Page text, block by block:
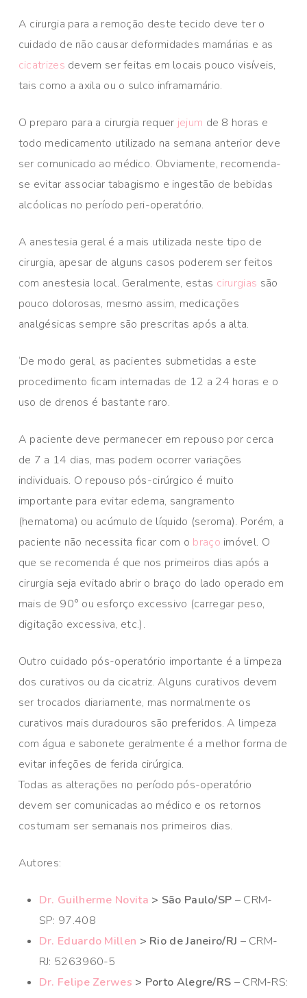
A cirurgia para a remoção deste tecido deve ter o
cuidado de não causar deformidades mamárias e as
cicatrizes devem ser feitas em locais pouco visíveis,
tais como a axila ou o sulco inframamário.
O preparo para a cirurgia requer jejum de 8 horas e
todo medicamento utilizado na semana anterior deve
ser comunicado ao médico. Obviamente, recomenda-
se evitar associar tabagismo e ingestão de bebidas
alcóolicas no período peri-operatório.
A anestesia geral é a mais utilizada neste tipo de
cirurgia, apesar de alguns casos poderem ser feitos
com anestesia local. Geralmente, estas cirurgias são
pouco dolorosas, mesmo assim, medicações
analgésicas sempre são prescritas após a alta.
‘De modo geral, as pacientes submetidas a este
procedimento ficam internadas de 12 a 24 horas e o
uso de drenos é bastante raro.
A paciente deve permanecer em repouso por cerca
de 7 a 14 dias, mas podem ocorrer variações
individuais. O repouso pós-cirúrgico é muito
importante para evitar edema, sangramento
(hematoma) ou acúmulo de líquido (seroma). Porém, a
paciente não necessita ficar com o braço imóvel. O
que se recomenda é que nos primeiros dias após a
cirurgia seja evitado abrir o braço do lado operado em
mais de 90° ou esforço excessivo (carregar peso,
digitação excessiva, etc.).
Outro cuidado pós-operatório importante é a limpeza
dos curativos ou da cicatriz. Alguns curativos devem
ser trocados diariamente, mas normalmente os
curativos mais duradouros são preferidos. A limpeza
com água e sabonete geralmente é a melhor forma de
evitar infeções de ferida cirúrgica.
Todas as alterações no período pós-operatório
devem ser comunicadas ao médico e os retornos
costumam ser semanais nos primeiros dias.
Autores:
Dr. Guilherme Novita > São Paulo/SP – CRM-
SP: 97.408
Dr. Eduardo Millen > Rio de Janeiro/RJ – CRM-
RJ: 5263960-5
Dr. Felipe Zerwes > Porto Alegre/RS – CRM-RS: